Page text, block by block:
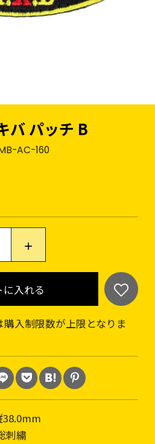
バ パッチ B
AC-160
に入れる
入制限数が上限となりま
刺繍